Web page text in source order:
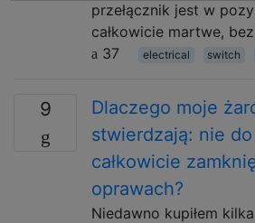
przełącznik jest w
całkowicie martwe, bez
37
electrical switch
9
Dlaczego moje
stwierdzają: nie
całkowicie
oprawach?
Niedawno kupiłem